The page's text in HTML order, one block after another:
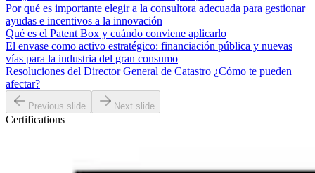
Por qué es importante elegir a la consultora adecuada para gestionar
ayudas e incentivos a la innovación
Qué es el Patent Box y cuándo conviene aplicarlo
El envase como activo estratégico: financiación pública y nuevas
vías para la industria del gran consumo
Resoluciones del Director General de Catastro ¿Cómo te pueden
afectar?
Previous slide Next slide
Certifications